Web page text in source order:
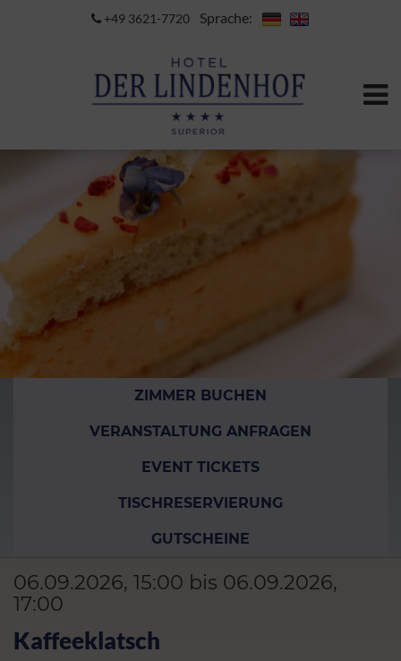
+49 3621-7720 Sprache:
ZIMMER BUCHEN
VERANSTALTUNG ANFRAGEN
EVENT TICKETS
TISCHRESERVIERUNG
GUTSCHEINE
06.09.2026, 15:00 bis 06.09.2026,
17:00
Kaffeeklatsch